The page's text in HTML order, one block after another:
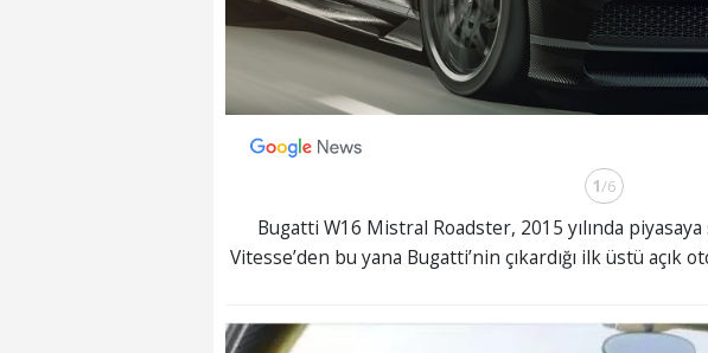
1/6
Bugatti W16 Mistral Roadster, 2015 yılında
Vitesse’den bu yana Bugatti’nin çıkardığı ilk üstü açık